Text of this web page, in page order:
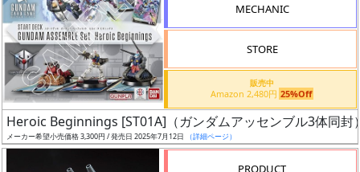
グ
レ
ー
ド
ス
MECHANIC
STORE
販売中
Amazon 2,480円 25%Off
Heroic Beginnings [ST01A]（ガンダムアッセンブル3体同封
メーカー希望小売価格 3,300円 / 発売日 2025年7月12日 （詳細ページ）
PRODUCT